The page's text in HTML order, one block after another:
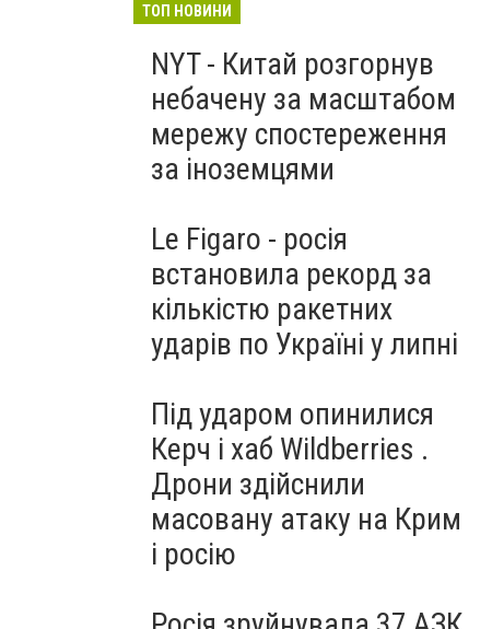
ТОП НОВИНИ
NYT - Китай розгорнув
небачену за масштабом
мережу спостереження
за іноземцями
Le Figaro - росія
встановила рекорд за
кількістю ракетних
ударів по Україні у липні
Під ударом опинилися
Керч і хаб Wildberries .
Дрони здійснили
масовану атаку на Крим
і росію